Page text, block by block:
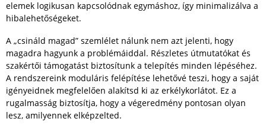
elemek logikusan kapcsolódnak egymáshoz, így minimalizálva a
hibalehetőségeket.
A „csináld magad” szemlélet nálunk nem azt jelenti, hogy
magadra hagyunk a problémáiddal. Részletes útmutatókat és
szakértői támogatást biztosítunk a telepítés minden lépéséhez.
A rendszereink moduláris felépítése lehetővé teszi, hogy a saját
igényeidnek megfelelően alakítsd ki az erkélykorlátot. Ez a
rugalmasság biztosítja, hogy a végeredmény pontosan olyan
lesz, amilyennek elképzelted.